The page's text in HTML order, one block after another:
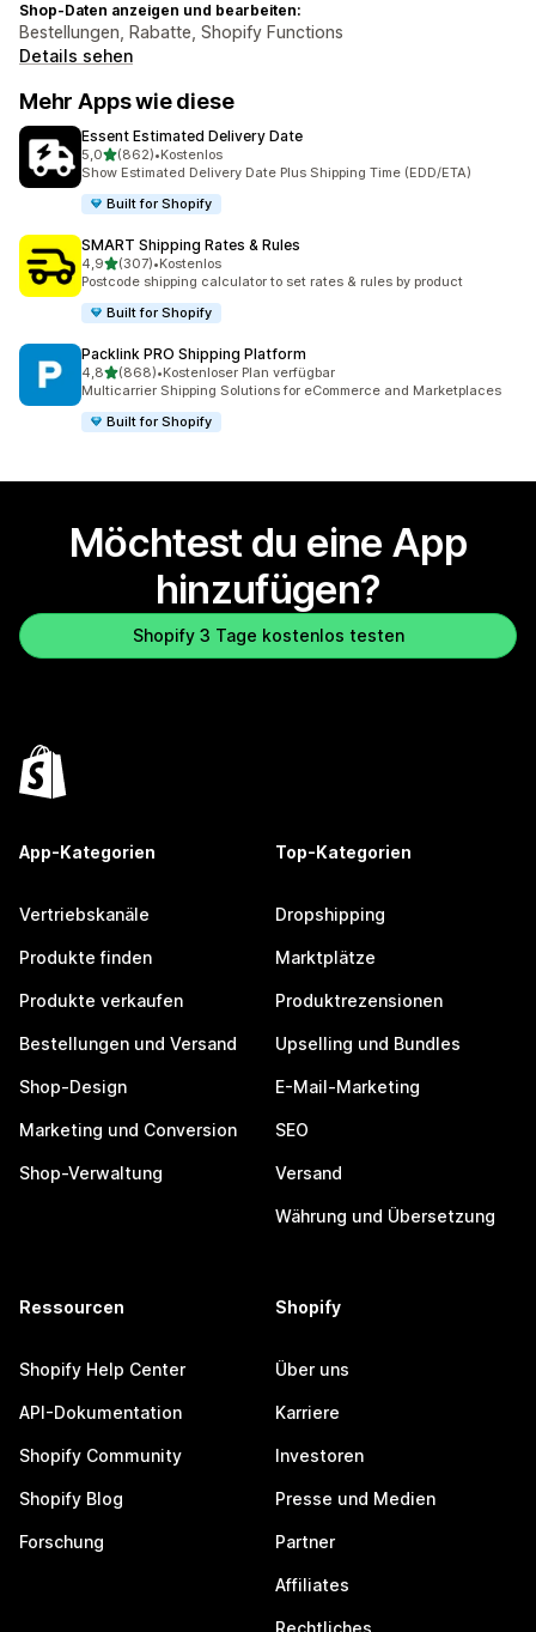
Shop-Daten anzeigen und bearbeiten:
Bestellungen, Rabatte, Shopify Functions
Details sehen
Mehr Apps wie diese
Essent Estimated Delivery Date
5,0von 5 Sternen
(862)
862 Rezensionen insgesamt
•Kostenlos
Show Estimated Delivery Date Plus Shipping Time (EDD/ETA)
Built for Shopify
SMART Shipping Rates & Rules
4,9von 5 Sternen
(307)
307 Rezensionen insgesamt
•Kostenlos
Postcode shipping calculator to set rates & rules by product
Built for Shopify
Packlink PRO Shipping Platform
4,8von 5 Sternen
(868)
868 Rezensionen insgesamt
•Kostenloser Plan verfügbar
Multicarrier Shipping Solutions for eCommerce and Marketplaces
Built for Shopify
Möchtest du eine App
hinzufügen?
Shopify 3 Tage kostenlos testen
App-Kategorien
Vertriebskanäle
Produkte finden
Produkte verkaufen
Bestellungen und Versand
Shop-Design
Marketing und Conversion
Shop-Verwaltung
Top-Kategorien
Dropshipping
Marktplätze
Produktrezensionen
Upselling und Bundles
E-Mail-Marketing
SEO
Versand
Währung und Übersetzung
Ressourcen
Shopify Help Center
API-Dokumentation
Shopify Community
Shopify Blog
Forschung
Shopify
Über uns
Karriere
Investoren
Presse und Medien
Partner
Affiliates